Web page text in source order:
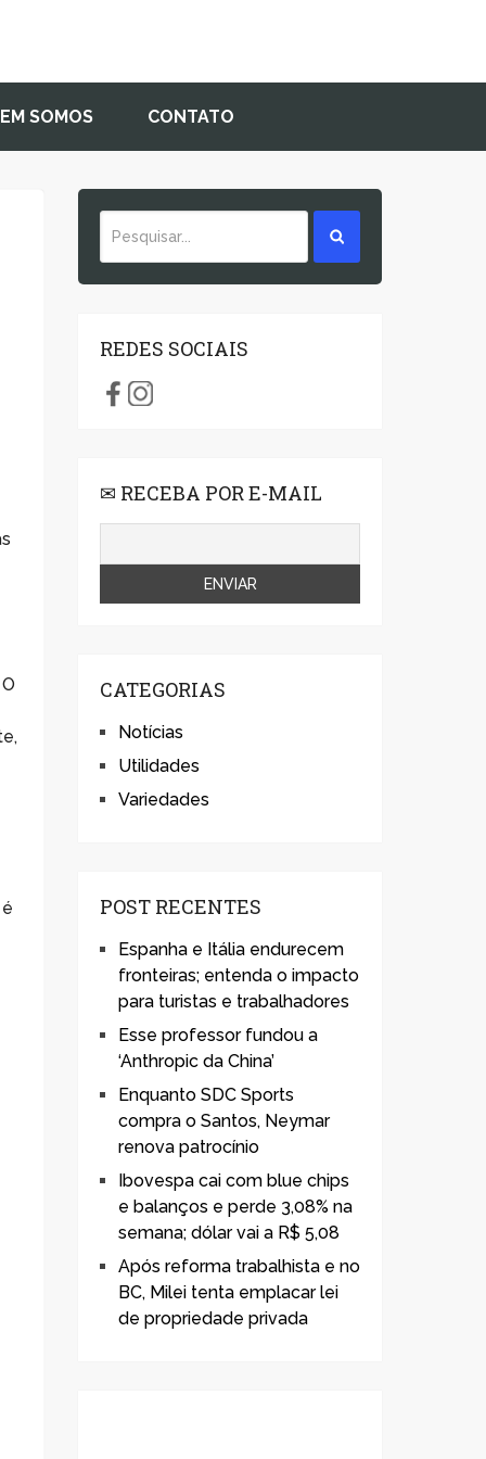
SOMOS CONTATO
REDES SOCIAIS
✉ RECEBA POR E-MAIL
CATEGORIAS
Notícias
Utilidades
Variedades
POST RECENTES
Espanha e Itália endurecem
fronteiras; entenda o impacto
para turistas e trabalhadores
Esse professor fundou a
‘Anthropic da China’
Enquanto SDC Sports
compra o Santos, Neymar
renova patrocínio
Ibovespa cai com blue chips
e balanços e perde 3,08% na
semana; dólar vai a R$ 5,08
Após reforma trabalhista e no
BC, Milei tenta emplacar lei
de propriedade privada